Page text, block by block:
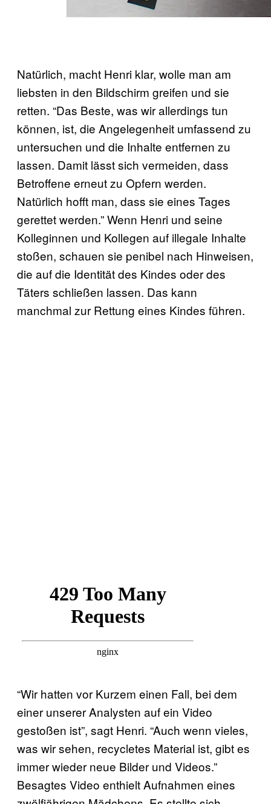
Natürlich, macht Henri klar, wolle man am
liebsten in den Bildschirm greifen und sie
retten. “Das Beste, was wir allerdings tun
können, ist, die Angelegenheit umfassend zu
untersuchen und die Inhalte entfernen zu
lassen. Damit lässt sich vermeiden, dass
Betroffene erneut zu Opfern werden.
Natürlich hofft man, dass sie eines Tages
gerettet werden.” Wenn Henri und seine
Kolleginnen und Kollegen auf illegale Inhalte
stoßen, schauen sie penibel nach Hinweisen,
die auf die Identität des Kindes oder des
Täters schließen lassen. Das kann
manchmal zur Rettung eines Kindes führen.
“Wir hatten vor Kurzem einen Fall, bei dem
einer unserer Analysten auf ein Video
gestoßen ist”, sagt Henri. “Auch wenn vieles,
was wir sehen, recycletes Material ist, gibt es
immer wieder neue Bilder und Videos.”
Besagtes Video enthielt Aufnahmen eines